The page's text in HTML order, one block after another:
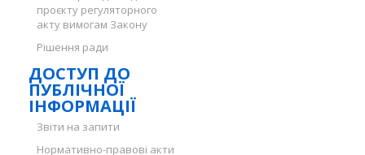
проєкту регуляторного
акту вимогам Закону
Рішення ради
ДОСТУП ДО
ПУБЛІЧНОЇ
ІНФОРМАЦІЇ
Звіти на запити
Нормативно-правові акти